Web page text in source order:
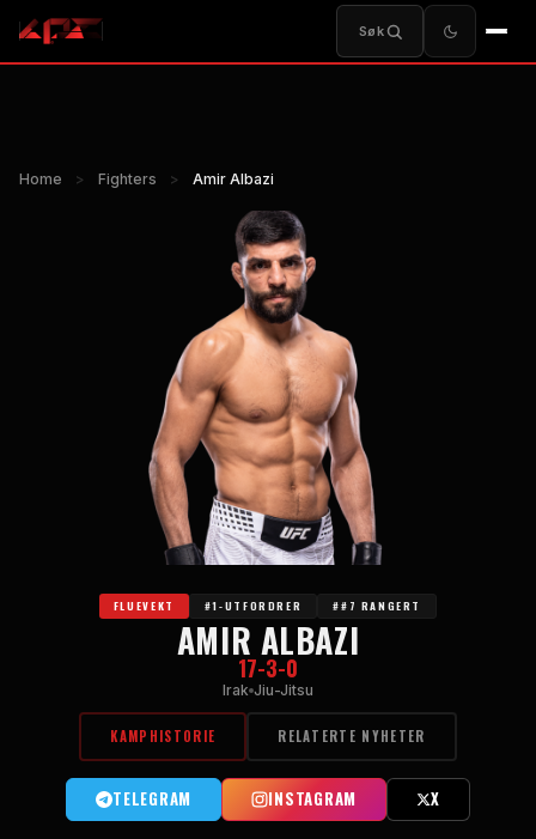
Søk
Home > Fighters > Amir Albazi
FLUEVEKT #1-UTFORDRER ##7 RANGERT
AMIR ALBAZI
17-3-0
Irak Jiu-Jitsu
KAMPHISTORIE RELATERTE NYHETER
TELEGRAM INSTAGRAM X